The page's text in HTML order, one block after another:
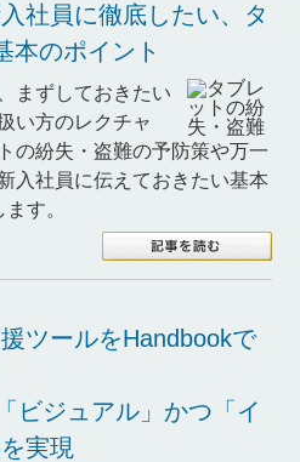
社員に徹底したい、タ
本のポイント
まずしておきたい
い方のレクチャ
の紛失・盗難の予防策や万一
入社員に伝えておきたい基本
す。
ツールをHandbookで
ビジュアル」かつ「イ
実現